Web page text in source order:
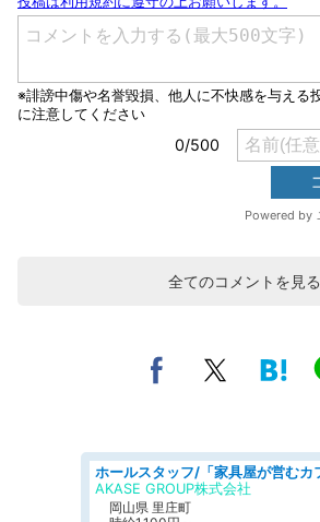
全てのコメントを見る
AKASE GROUP株式会社
岡山県 里庄町